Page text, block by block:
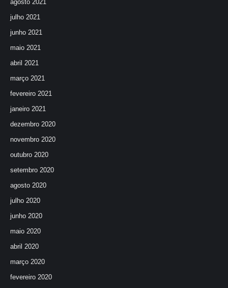
agosto 2021
julho 2021
junho 2021
maio 2021
abril 2021
março 2021
fevereiro 2021
janeiro 2021
dezembro 2020
novembro 2020
outubro 2020
setembro 2020
agosto 2020
julho 2020
junho 2020
maio 2020
abril 2020
março 2020
fevereiro 2020